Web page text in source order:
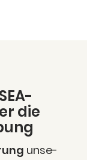
die
unse­